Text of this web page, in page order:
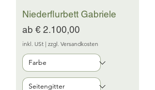
Niederflurbett Gabriele
ab € 2.100,00
Sale-Preis
inkl. USt | zzgl. Versandkosten